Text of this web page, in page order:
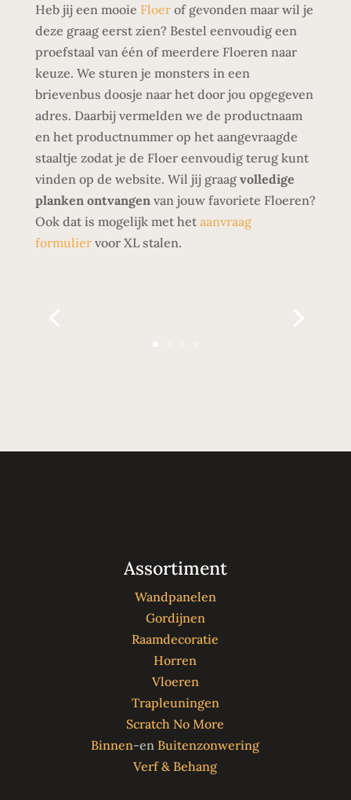
Heb jij een mooie Floerof gevonden maar wil je
deze graag eerst zien? Bestel eenvoudig een
proefstaal van één of meerdere Floeren naar
keuze. We sturen je monsters in een
brievenbus doosje naar het door jou opgegeven
adres. Daarbij vermelden we de productnaam
en het productnummer op het aangevraagde
staaltje zodat je de Floer eenvoudig terug kunt
vinden op de website. Wil jij graag volledige
planken ontvangenvan jouw favoriete Floeren?
Ook dat is mogelijk met het aanvraag
formuliervoor XL stalen.
Assortiment
Wandpanelen
Gordijnen
Raamdecoratie
Horren
Vloeren
Trapleuningen
Scratch No More
Binnen-en Buitenzonwering
Verf & Behang